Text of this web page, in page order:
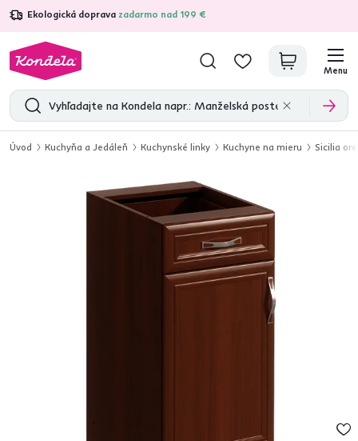
Ekologická doprava zadarmo nad 199 €
4,7 31 333overených produktových recenzií
Menu
Úvod Kuchyňa a Jedáleň Kuchynské linky Kuchyne na mieru Sicilia